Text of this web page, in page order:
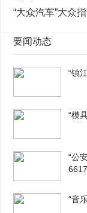
“大众汽车”大众
要闻动态
“镇
“模
“公
“音